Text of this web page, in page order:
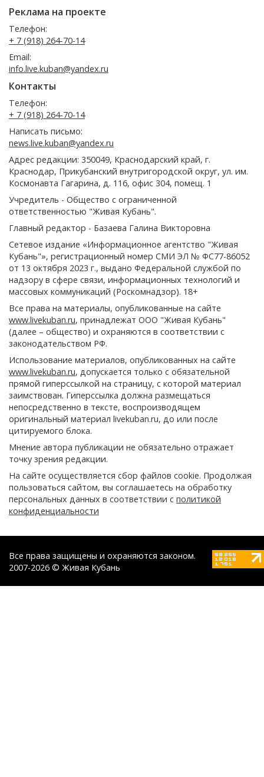
Реклама на проекте
Телефон:
+ 7 (918) 264-70-14
Email:
info.live.kuban@yandex.ru
Контакты
Телефон:
+ 7 (918) 264-70-14
Написать письмо:
news.live.kuban@yandex.ru
Адрес редакции: 350049, Краснодарский край, г.
Краснодар, Прикубанский внутригородской округ, ул. им.
Космонавта Гагарина, д. 116, офис 304, помещ. 1
Учредитель - Общество с ограниченной
ответственностью "Живая Кубань".
Главный редактор - Базаева Галина Викторовна
Сетевое издание «Информационное агентство "Живая
Кубань"», регистрационный номер СМИ ЭЛ № ФС77-86052
от 13 октября 2023 г., выдано Федеральной службой по
надзору в сфере связи, информационных технологий и
массовых коммуникаций (Роскомнадзор). 18+
Все права на материалы, опубликованные на сайте
www.livekuban.ru, принадлежат ООО "Живая Кубань"
(далее – общество) и охраняются в соответствии с
законодательством РФ.
Использование материалов, опубликованных на сайте
www.livekuban.ru, допускается только с обязательной
прямой гиперссылкой на страницу, с которой материал
заимствован. Гиперссылка должна размещаться
непосредственно в тексте, воспроизводящем
оригинальный материал livekuban.ru, до или после
цитируемого блока.
Мнение автора публикации не обязательно отражает
точку зрения редакции.
На сайте осуществляется сбор файлов cookie. Продолжая
пользоваться сайтом, вы соглашаетесь на обработку
персональных данных в соответствии с политикой
конфиденциальности
Все права защищены и охраняются законом.
2007-2026 © Живая Кубань